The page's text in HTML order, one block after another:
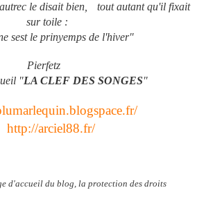
le disait bien, tout autant qu'il fixait
sur toile :
sest le prinyemps de l'hiver"
Pierfetz
"LA CLEF DES SONGES"
http://arciel88.fr/
d'accueil du blog, la protection des droits